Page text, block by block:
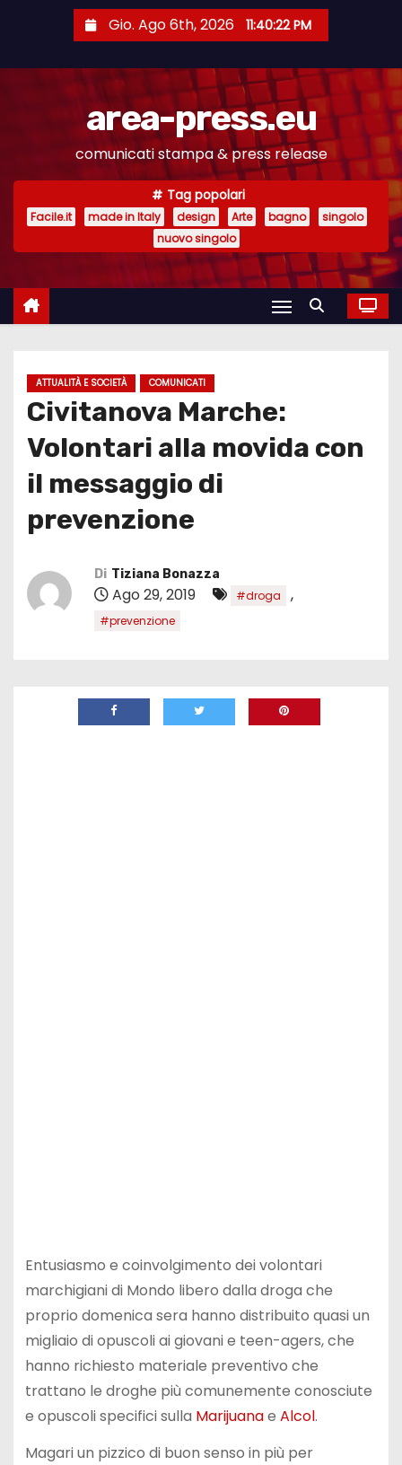
e
Gio. Ago 6th, 2026 11:40:22 PM
area-press.eu
comunicati stampa & press release
Tag popolari
Facile.it made in Italy design Arte bagno
singolo
nuovo singolo
ATTUALITÀ E SOCIETÀ COMUNICATI
Civitanova Marche:
Volontari alla movida con
il messaggio di
prevenzione
Di Tiziana Bonazza
Ago 29, 2019 #droga ,
#prevenzione
Entusiasmo e coinvolgimento dei volontari
marchigiani di Mondo libero dalla droga che
proprio domenica sera hanno distribuito quasi un
migliaio di opuscoli ai giovani e teen-agers, che
hanno richiesto materiale preventivo che
trattano le droghe più comunemente conosciute
e opuscoli specifici sulla Marijuanae Alcol.
Magari un pizzico di buon senso in più per